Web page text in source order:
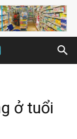
ở tuổi